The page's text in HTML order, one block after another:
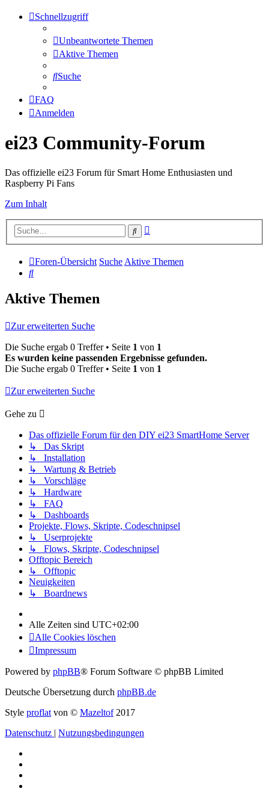
Schnellzugriff
Unbeantwortete Themen
Aktive Themen
Suche
FAQ
Anmelden
ei23 Community-Forum
Das offizielle ei23 Forum für Smart Home Enthusiasten und
Raspberry Pi Fans
Zum Inhalt
Suche
Foren-Übersicht SucheAktive Themen
Suche
Aktive Themen
Zur erweiterten Suche
Die Suche ergab 0 Treffer • Seite 1 von 1
Es wurden keine passenden Ergebnisse gefunden.
Die Suche ergab 0 Treffer • Seite 1 von 1
Zur erweiterten Suche
Gehe zu
Das offizielle Forum für den DIY ei23 SmartHome Server
↳ Das Skript
↳ Installation
↳ Wartung & Betrieb
↳ Vorschläge
↳ Hardware
↳ FAQ
↳ Dashboards
Projekte, Flows, Skripte, Codeschnipsel
↳ Userprojekte
↳ Flows, Skripte, Codeschnipsel
Offtopic Bereich
↳ Offtopic
Neuigkeiten
↳ Boardnews
Alle Zeiten sind UTC+02:00
Alle Cookies löschen
Impressum
Powered by phpBB® Forum Software © phpBB Limited
Deutsche Übersetzung durch phpBB.de
Style proflat von © Mazeltof2017
Datenschutz | Nutzungsbedingungen